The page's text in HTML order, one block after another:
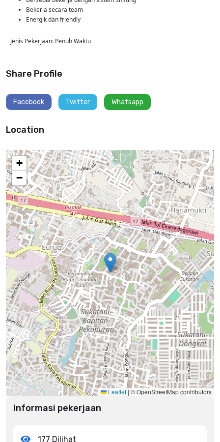
Bekerja secara team
Energik dan friendly
Jenis Pekerjaan: Penuh Waktu
Share Profile
Facebook Twitter Whatsapp
Location
+
−
Leaflet | © OpenStreetMap contributors
Informasi pekerjaan
177 Dilihat